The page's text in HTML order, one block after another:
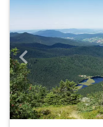
Previous